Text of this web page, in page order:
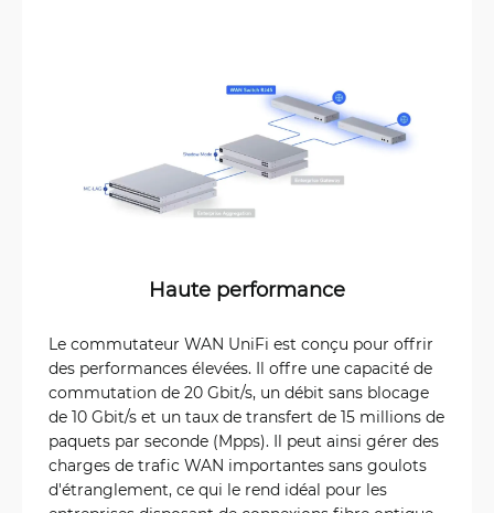
Haute performance
Le commutateur WAN UniFi est conçu pour offrir
des performances élevées. Il offre une capacité de
commutation de 20 Gbit/s, un débit sans blocage
de 10 Gbit/s et un taux de transfert de 15 millions de
paquets par seconde (Mpps). Il peut ainsi gérer des
charges de trafic WAN importantes sans goulots
d'étranglement, ce qui le rend idéal pour les